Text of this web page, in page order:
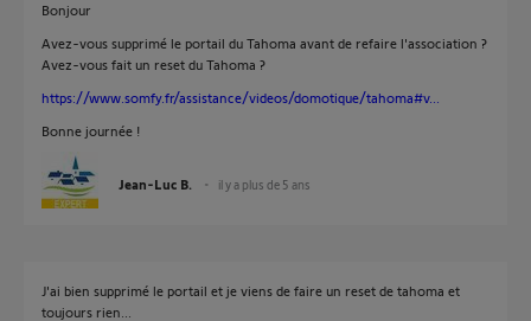
Bonjour
Avez-vous supprimé le portail du Tahoma avant de refaire l'association ?
Avez-vous fait un reset du Tahoma ?
https://www.somfy.fr/assistance/videos/domotique/tahoma#v...
Bonne journée !
Jean-Luc B. il y a plus de 5 ans
J'ai bien supprimé le portail et je viens de faire un reset de tahoma et
toujours rien...